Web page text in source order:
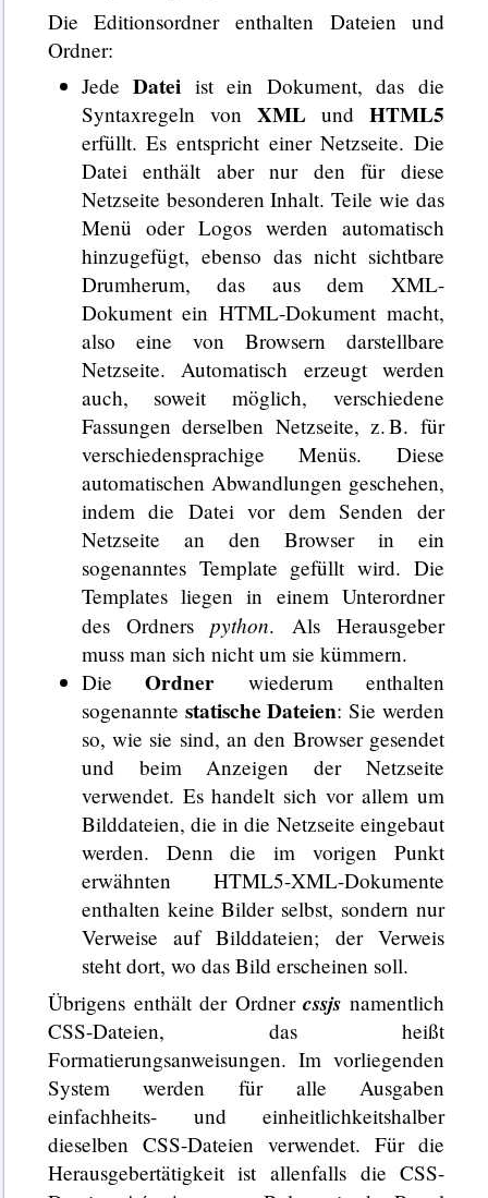
Die Editionsordner enthalten Dateien und
Ordner:
JedeDatei ist ein Dokument, das die
Syntaxregeln von XML undHTML5
erfüllt. Es entspricht einer Netzseite. Die
Datei enthält aber nur den für diese
Netzseite besonderen Inhalt. Teile wie das
Menü oder Logos werden automatisch
hinzugefügt, ebenso das nicht sichtbare
Drumherum, das aus dem XML-
Dokument ein HTML-Dokument macht,
also eine von Browsern darstellbare
Netzseite. Automatisch erzeugt werden
auch, soweit möglich, verschiedene
Fassungen derselben Netzseite, z. B. für
verschiedensprachige Menüs. Diese
automatischen Abwandlungen geschehen,
indem die Datei vor dem Senden der
Netzseite an den Browser in ein
sogenanntes Template gefüllt wird. Die
Templates liegen in einem Unterordner
des Ordnerspython. Als Herausgeber
muss man sich nicht um sie kümmern.
DieOrdner wiederum enthalten
sogenannte statische Dateien: Sie werden
so, wie sie sind, an den Browser gesendet
und beim Anzeigen der Netzseite
verwendet. Es handelt sich vor allem um
Bilddateien, die in die Netzseite eingebaut
werden. Denn die im vorigen Punkt
erwähnten HTML5-XML-Dokumente
enthalten keine Bilder selbst, sondern nur
Verweise auf Bilddateien; der Verweis
steht dort, wo das Bild erscheinen soll.
Übrigens enthält der Ordnercssjs namentlich
CSS-Dateien, das heißt
Formatierungsanweisungen. Im vorliegenden
System werden für alle Ausgaben
einfachheits- und einheitlichkeitshalber
dieselben CSS-Dateien verwendet. Für die
Herausgebertätigkeit ist allenfalls die CSS-